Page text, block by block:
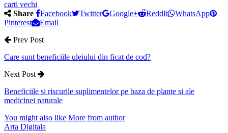
carti vechi
Share
Facebook Twitter Google+ ReddIt
WhatsApp
Pinterest
Email
Prev Post
Care sunt beneficiile uleiului din ficat de cod?
Next Post
Beneficiile si riscurile suplimentelor pe baza de plante si ale
medicinei naturale
You might also like More from author
Arta Digitala